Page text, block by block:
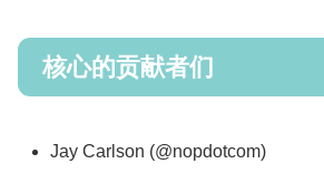
核心的贡献者们
Jay Carlson (@nopdotcom)